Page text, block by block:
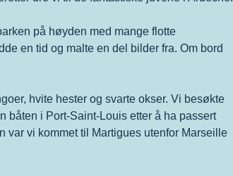
på høyden med mange flotte
en tid og malte en del bilder fra. Om bord
hvite hester og svarte okser. Vi besøkte
båten i Port-Saint-Louis etter å ha passert
var vi kommet til Martigues utenfor Marseille